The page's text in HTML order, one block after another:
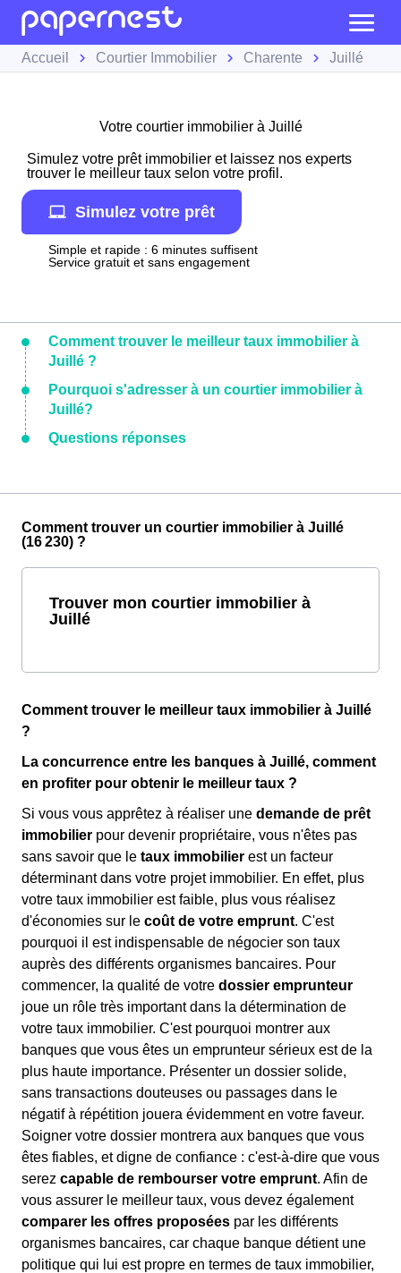
Accueil Courtier Immobilier Charente Juillé
Votre courtier immobilier à Juillé
Simulez votre prêt immobilier et laissez nos experts
trouver le meilleur taux selon votre profil.
Simulez votre prêt
Simple et rapide : 6 minutes suffisent
Service gratuit et sans engagement
Comment trouver le meilleur taux immobilier à
Juillé ?
Pourquoi s'adresser à un courtier immobilier à
Juillé?
Questions réponses
Comment trouver un courtier immobilier à Juillé
(16 230) ?
Trouver mon courtier immobilier à
Juillé
Comment trouver le meilleur taux immobilier à Juillé
?
La concurrence entre les banques à Juillé, comment
en profiter pour obtenir le meilleur taux ?
Si vous vous apprêtez à réaliser une demande de prêt
immobilier pour devenir propriétaire, vous n'êtes pas
sans savoir que le taux immobilier est un facteur
déterminant dans votre projet immobilier. En effet, plus
votre taux immobilier est faible, plus vous réalisez
d'économies sur le coût de votre emprunt. C'est
pourquoi il est indispensable de négocier son taux
auprès des différents organismes bancaires. Pour
commencer, la qualité de votre dossier emprunteur
joue un rôle très important dans la détermination de
votre taux immobilier. C'est pourquoi montrer aux
banques que vous êtes un emprunteur sérieux est de la
plus haute importance. Présenter un dossier solide,
sans transactions douteuses ou passages dans le
négatif à répétition jouera évidemment en votre faveur.
Soigner votre dossier montrera aux banques que vous
êtes fiables, et digne de confiance : c'est-à-dire que vous
serez capable de rembourser votre emprunt. Afin de
vous assurer le meilleur taux, vous devez également
comparer les offres proposées par les différents
organismes bancaires, car chaque banque détient une
politique qui lui est propre en termes de taux immobilier,